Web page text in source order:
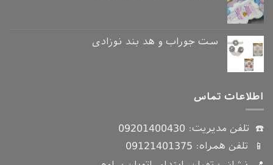
ست جوراب و هد بند نوزادی
اطلاعات تماس
☎️ تلفن مدیریت: 09201400430
📱 تلفن همراه: 09121401375